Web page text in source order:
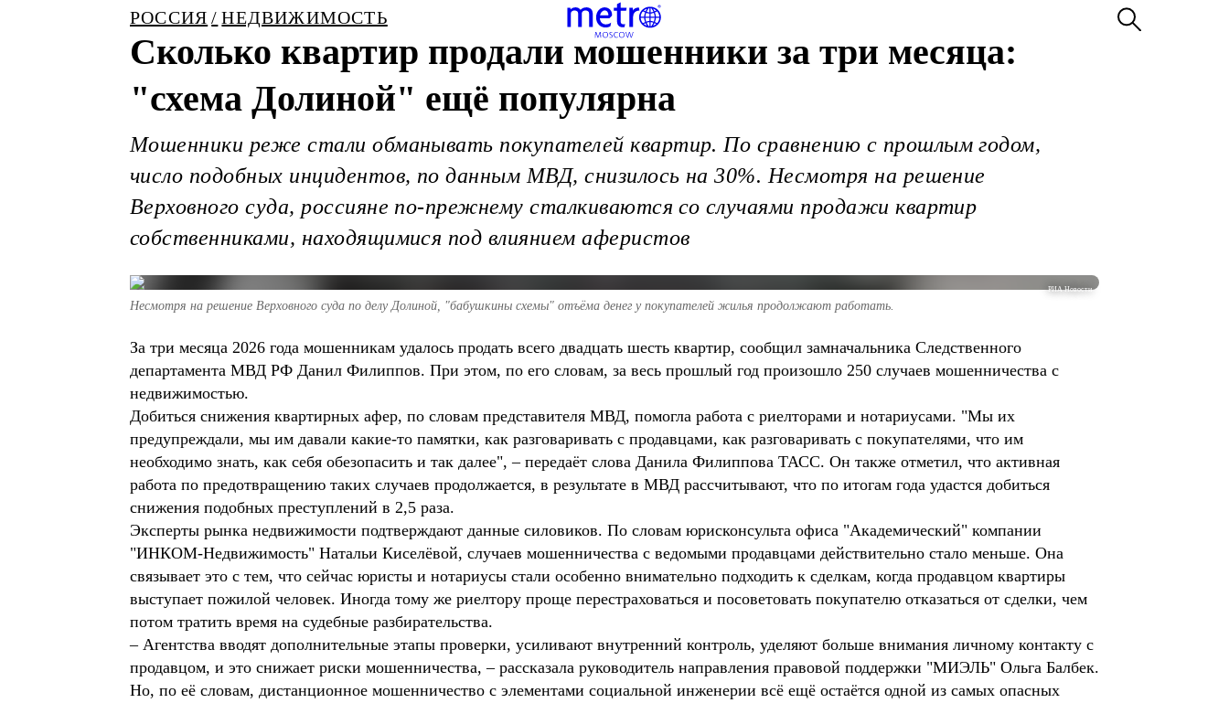
РОССИЯ НЕДВИЖИМОСТЬ
Сколько квартир продали мошенники за три месяца:
"схема Долиной" ещё популярна
Мошенники реже стали обманывать покупателей квартир. По сравнению с прошлым годом,
число подобных инцидентов, по данным МВД, снизилось на 30%. Несмотря на решение
Верховного суда, россияне по-прежнему сталкиваются со случаями продажи квартир
собственниками, находящимися под влиянием аферистов
РИА Новости
Несмотря на решение Верховного суда по делу Долиной, "бабушкины схемы" отъёма денег у покупателей жилья продолжают работать.
За три месяца 2026 года мошенникам удалось продать всего двадцать шесть квартир, сообщил замначальника Следственного
департамента МВД РФ Данил Филиппов. При этом, по его словам, за весь прошлый год произошло 250 случаев мошенничества с
недвижимостью.
Добиться снижения квартирных афер, по словам представителя МВД, помогла работа с риелторами и нотариусами. "Мы их
предупреждали, мы им давали какие-то памятки, как разговаривать с продавцами, как разговаривать с покупателями, что им
необходимо знать, как себя обезопасить и так далее", – передаёт слова Данила Филиппова ТАСС. Он также отметил, что активная
работа по предотвращению таких случаев продолжается, в результате в МВД рассчитывают, что по итогам года удастся добиться
снижения подобных преступлений в 2,5 раза.
Эксперты рынка недвижимости подтверждают данные силовиков. По словам юрисконсульта офиса "Академический" компании
"ИНКОМ-Недвижимость" Натальи Киселёвой, случаев мошенничества с ведомыми продавцами действительно стало меньше. Она
связывает это с тем, что сейчас юристы и нотариусы стали особенно внимательно подходить к сделкам, когда продавцом квартиры
выступает пожилой человек. Иногда тому же риелтору проще перестраховаться и посоветовать покупателю отказаться от сделки, чем
потом тратить время на судебные разбирательства.
– Агентства вводят дополнительные этапы проверки, усиливают внутренний контроль, уделяют больше внимания личному контакту с
продавцом, и это снижает риски мошенничества, – рассказала руководитель направления правовой поддержки "МИЭЛЬ" Ольга Балбек.
Но, по её словам, дистанционное мошенничество с элементами социальной инженерии всё ещё остаётся одной из самых опасных